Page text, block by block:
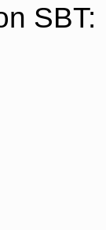
SBT: